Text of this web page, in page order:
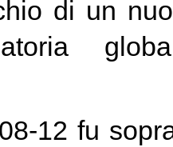
di un
12 fu